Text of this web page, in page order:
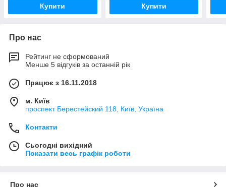
Купити Купити
Про нас
Рейтинг не сформований
Менше 5 відгуків за останній рік
Працює з 16.11.2018
м. Київ
проспект Берестейский 118, Київ, Україна
Контакти
Сьогодні вихідний
Показати весь графік роботи
Про нас